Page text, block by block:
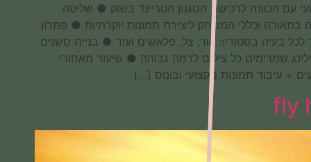
מקצועי עם הכוונה לרכישת הסגנון הטריינד בשוק ● שליטה
מלאה בתאורה וכללי המשחק ליצירת תמונות יוקרתיות ● פתרון
מהיר לכל בעיה בסטודיו: אור, צל, פלאשים ועוד ● בניית סשנים
וסטיילינג שמרימים כל צילום לרמה גבוהה ● שיעור מאחורי
הקלעים + עיבוד תמונות מקצועי ובונוס […]
fly hp